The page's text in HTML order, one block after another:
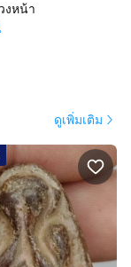
งหน้า
ดูเพิ่มเติม